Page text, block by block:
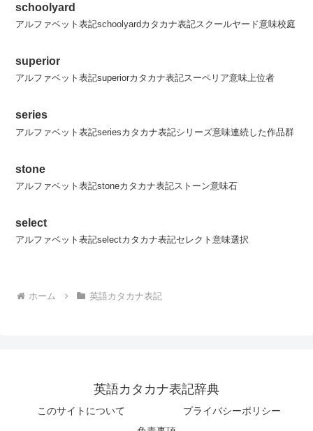
schoolyard
アルファベット表記schoolyardカタカナ表記スクールヤード意味校庭
superior
アルファベット表記superiorカタカナ表記スーペリア意味上位者
series
アルファベット表記seriesカタカナ表記シリーズ意味連続した作品群
stone
アルファベット表記stoneカタカナ表記ストーン意味石
select
アルファベット表記selectカタカナ表記セレクト意味選択
ホーム 英語カタカナ表記
英語カタカナ表記辞典
このサイトについて
プライバシーポリシー